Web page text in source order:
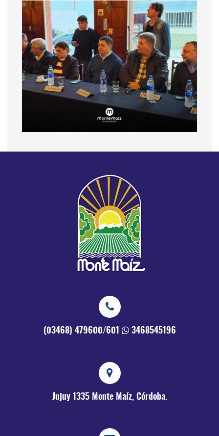
(03468) 479600/601 3468545196
Jujuy 1335 Monte Maíz, Córdoba.